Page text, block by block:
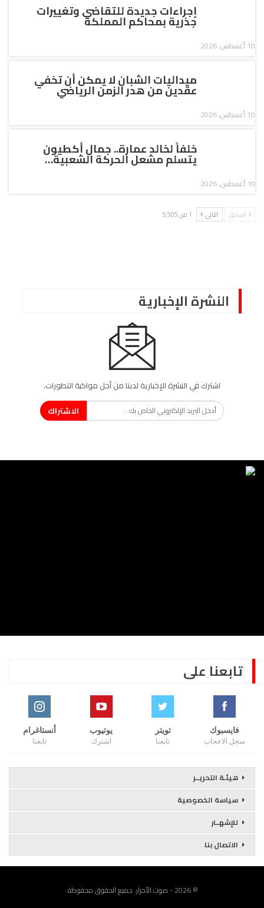
إجراءات جديدة للتقاضي وتغييرات
جذرية بمحاكم المملكة
10 أغسطس, 2026
ميداليات الشبان لا يمكن أن تخفي
عقدين من هدر الزمن الرياضي
10 أغسطس, 2026
خلفاً لخالد عمارة.. جمال أكطيون
يتسلم مشعل الحركة الشعبية…
10 أغسطس, 2026
السابق التالي 1 من 5٬505
النشرة الإخبارية
اشترك في النشرة الإخبارية لدينا من أجل مواكبة التطورات.
الاشتراك
تابعنا على
فايسبوك
سجل الاعجاب
تويتر
تابعنا
يوتيوب
اشترك
أنستاغرام
تابعنا
هيئـة التحريــر
سياسة الخصوصية
للإشهــار
الاتصال بنا
© 2026 - صوت الأحرار. جميع الحقوق محفوظة.